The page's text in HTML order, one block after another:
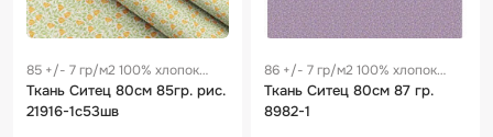
85 +/- 7 гр/м2 100% хлопок
0.28 м
Ткань Ситец 80см 85гр. рис.
21916-1с53шв
86 +/- 7 гр/м2 100% хлопок
0.28 м
Ткань Ситец 80см 87 гр.
8982-1